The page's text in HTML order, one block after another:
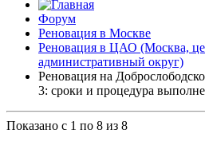
Форум
Реновация в Москве
Реновация в ЦАО (Москва,
административный округ)
Реновация на
3: сроки и процедура
Показано с 1 по 8 из 8